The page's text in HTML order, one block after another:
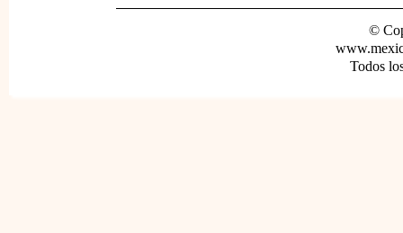
©
Todos